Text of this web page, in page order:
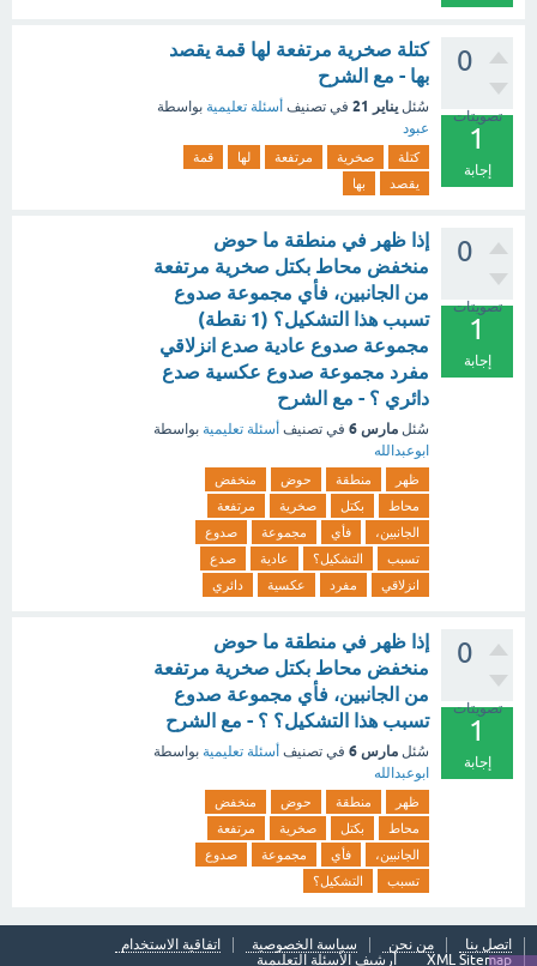
0
تصويتات
1
إجابة
كتلة صخرية مرتفعة لها قمة يقصد
بها - مع الشرح
سُئل يناير 21 في تصنيف أسئلة تعليمية بواسطة
عبود
كتلة صخرية مرتفعة لها
قمة
يقصد
بها
0
تصويتات
1
إجابة
إذا ظهر في منطقة ما حوض
منخفض محاط بكتل صخرية مرتفعة
من الجانبين، فأي مجموعة صدوع
تسبب هذا التشكيل؟ (1 نقطة)
مجموعة صدوع عادية صدع انزلاقي
مفرد مجموعة صدوع عكسية صدع
دائري ؟ - مع الشرح
سُئل مارس 6 في تصنيف أسئلة تعليمية بواسطة
ابوعبدالله
ظهر منطقة حوض
منخفض
محاط
بكتل صخرية
مرتفعة
الجانبين،
فأي مجموعة
صدوع
تسبب
التشكيل؟ عادية
صدع
انزلاقي
مفرد عكسية دائري
0
تصويتات
1
إجابة
إذا ظهر في منطقة ما حوض
منخفض محاط بكتل صخرية مرتفعة
من الجانبين، فأي مجموعة صدوع
تسبب هذا التشكيل؟ ؟ - مع الشرح
سُئل مارس 6 في تصنيف أسئلة تعليمية بواسطة
ابوعبدالله
ظهر منطقة حوض
منخفض
محاط
بكتل صخرية
مرتفعة
الجانبين،
فأي مجموعة
صدوع
تسبب
التشكيل؟
اتصل بنا من نحن سياسة الخصوصية
اتفاقية الاستخدام
XML Sitemap
أرشيف الأسئلة التعليمية